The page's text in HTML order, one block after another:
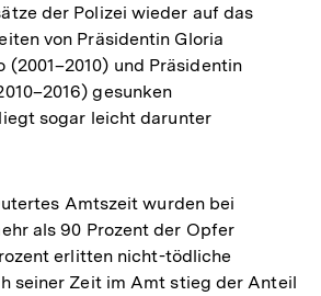
der Polizei wieder auf das
von Präsidentin Gloria
(2001–2010) und Präsidentin
gesunken
sogar leicht darunter
Amtszeit wurden bei
als 90 Prozent der Opfer
erlitten nicht-tödliche
seiner Zeit im Amt stieg der Anteil